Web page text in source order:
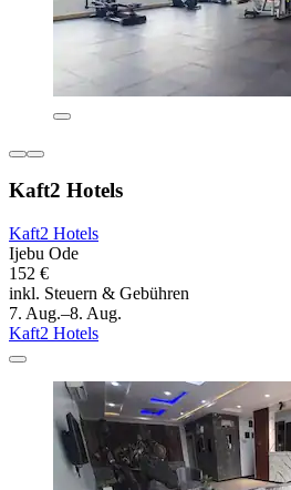
Kaft2 Hotels
Kaft2 Hotels
Ijebu Ode
152 €
inkl. Steuern & Gebühren
7. Aug.–8. Aug.
Kaft2 Hotels